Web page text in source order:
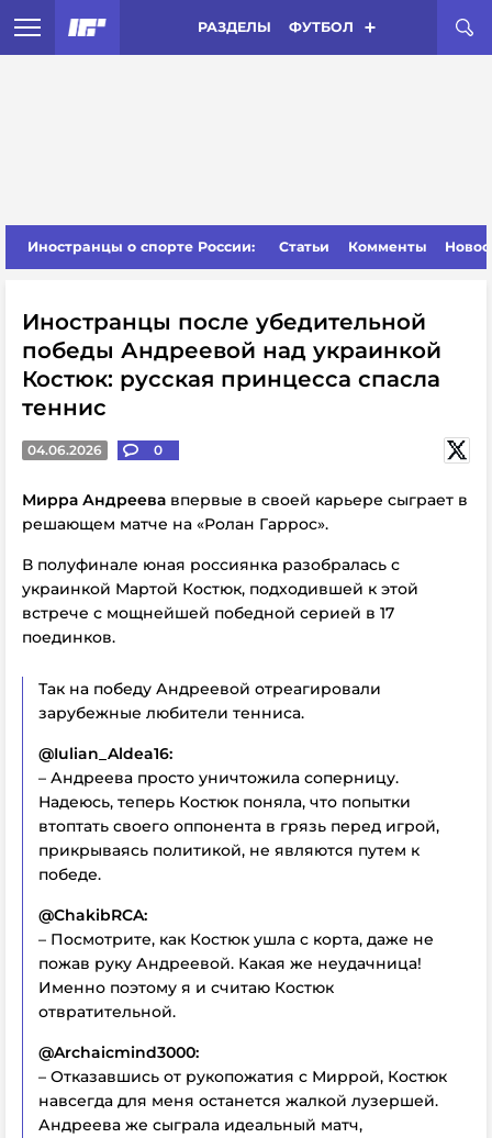
РАЗДЕЛЫ ФУТБОЛ
Иностранцы о спорте России: Статьи Комменты
Иностранцы после убедительной
победы Андреевой над украинкой
Костюк: русская принцесса спасла
теннис
04.06.2026 0
Мирра Андреева впервые в своей карьере сыграет в
решающем матче на «Ролан Гаррос».
В полуфинале юная россиянка разобралась с
украинкой Мартой Костюк, подходившей к этой
встрече с мощнейшей победной серией в 17
поединков.
Так на победу Андреевой отреагировали
зарубежные любители тенниса.
@Iulian_Aldea16:
– Андреева просто уничтожила соперницу.
Надеюсь, теперь Костюк поняла, что попытки
втоптать своего оппонента в грязь перед игрой,
прикрываясь политикой, не являются путем к
победе.
@ChakibRCA:
– Посмотрите, как Костюк ушла с корта, даже не
пожав руку Андреевой. Какая же неудачница!
Именно поэтому я и считаю Костюк
отвратительной.
@Archaicmind3000:
– Отказавшись от рукопожатия с Миррой, Костюк
навсегда для меня останется жалкой лузершей.
Андреева же сыграла идеальный матч,